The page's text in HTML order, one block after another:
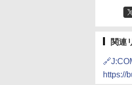
関連
https://